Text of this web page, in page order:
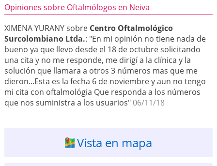
Opiniones sobre Oftalmólogos en Neiva
XIMENA YURANY sobre Centro Oftalmológico
Surcolombiano Ltda.: "En mi opinión no tiene nada de
bueno ya que llevo desde el 18 de octubre solicitando
una cita y no me responde, me dirigí a la clínica y la
solución que llamara a otros 3 números mas que me
dieron...Esta es la fecha 6 de noviembre y aun no tengo
mi cita con oftalmológia Que responda a los números
que nos suministra a los usuarios" 06/11/18
Vista en mapa